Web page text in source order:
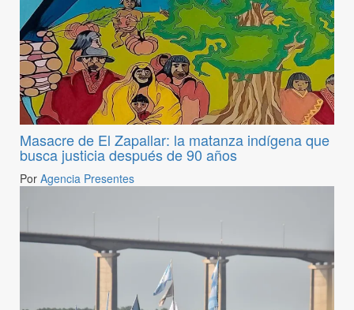
Masacre de El Zapallar: la matanza indígena que
busca justicia después de 90 años
Por Agencia Presentes